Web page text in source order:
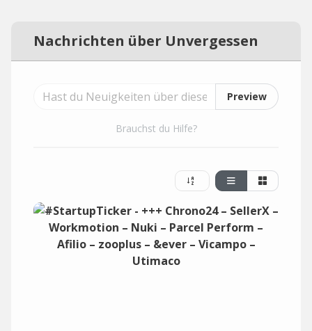
Nachrichten über Unvergessen
Preview
Brauchst du Hilfe?